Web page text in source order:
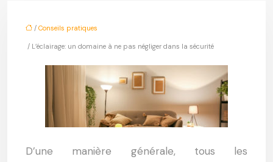
/ Conseils pratiques
/ L’éclairage: un domaine à ne pas négliger dans la sécurité
D’une manière générale, tous les